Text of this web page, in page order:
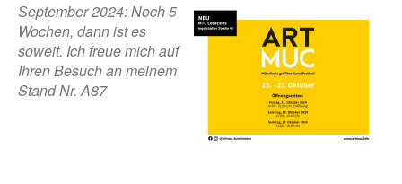
September 2024: Noch 5
Wochen, dann ist es
soweit. Ich freue mich auf
Ihren Besuch an meinem
Stand Nr. A87